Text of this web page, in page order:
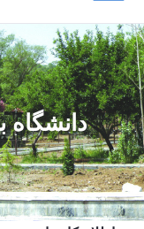
Home
دانشگاه